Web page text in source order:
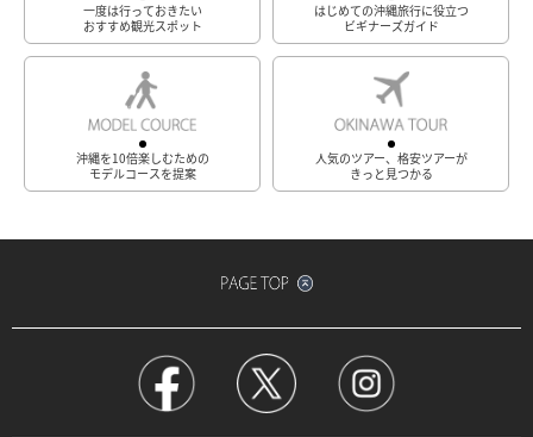
一度は行っておきたい
おすすめ観光スポット
はじめての沖縄旅行に役立つ
ビギナーズガイド
沖縄を10倍楽しむための
モデルコースを提案
人気のツアー、格安ツアーが
きっと見つかる